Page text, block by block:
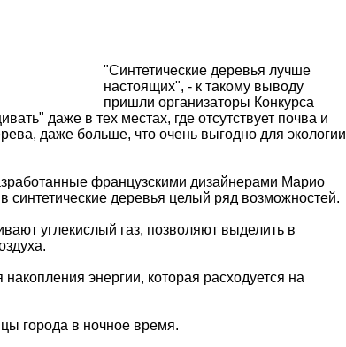
"Синтетические деревья лучше
настоящих", - к такому выводу
пришли организаторы Конкурса
даже в тех местах, где отсутствует почва и
даже больше, что очень выгодно для экологии
французскими дизайнерами Марио
деревья целый ряд возможностей.
углекислый газ, позволяют выделить в
энергии, которая расходуется на
города в ночное время.